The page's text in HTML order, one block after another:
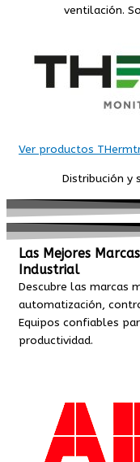
ventilación.
Ver productos
Distribución y
Las Mejores
Industrial
Descubre las marcas
automatización,
Equipos confiables
productividad.